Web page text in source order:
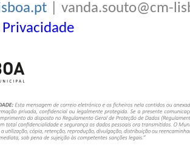
| vanda.souto@cm-